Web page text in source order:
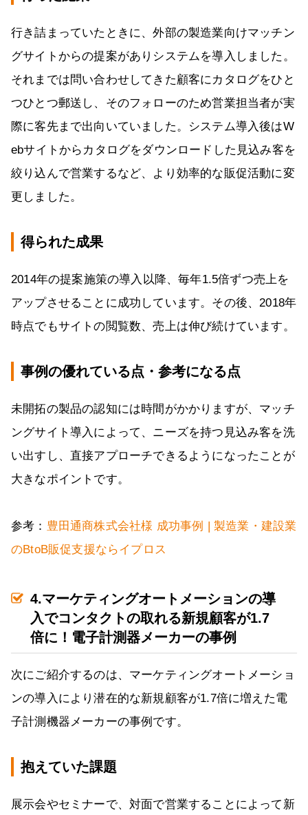
行き詰まっていたときに、外部の製造業向けマッチン
グサイトからの提案がありシステムを導入しました。
それまでは問い合わせしてきた顧客にカタログをひと
つひとつ郵送し、そのフォローのため営業担当者が実
際に客先まで出向いていました。システム導入後はW
ebサイトからカタログをダウンロードした見込み客を
絞り込んで営業するなど、より効率的な販促活動に変
更しました。
得られた成果
2014年の提案施策の導入以降、毎年1.5倍ずつ売上を
アップさせることに成功しています。その後、2018年
時点でもサイトの閲覧数、売上は伸び続けています。
事例の優れている点・参考になる点
未開拓の製品の認知には時間がかかりますが、マッチ
ングサイト導入によって、ニーズを持つ見込み客を洗
い出すし、直接アプローチできるようになったことが
大きなポイントです。
参考： 豊田通商株式会社様 成功事例 | 製造業・建設業
のBtoB販促支援ならイプロス
4.マーケティングオートメーションの導
入でコンタクトの取れる新規顧客が1.7
倍に！電子計測器メーカーの事例
次にご紹介するのは、マーケティングオートメーショ
ンの導入により潜在的な新規顧客が1.7倍に増えた電
子計測機器メーカーの事例です。
抱えていた課題
展示会やセミナーで、対面で営業することによって新